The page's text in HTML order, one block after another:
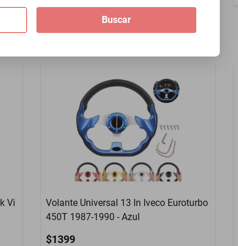
Buscar
Vi
Volante Universal 13 In Iveco Euroturbo
450T 1987-1990 - Azul
$1399